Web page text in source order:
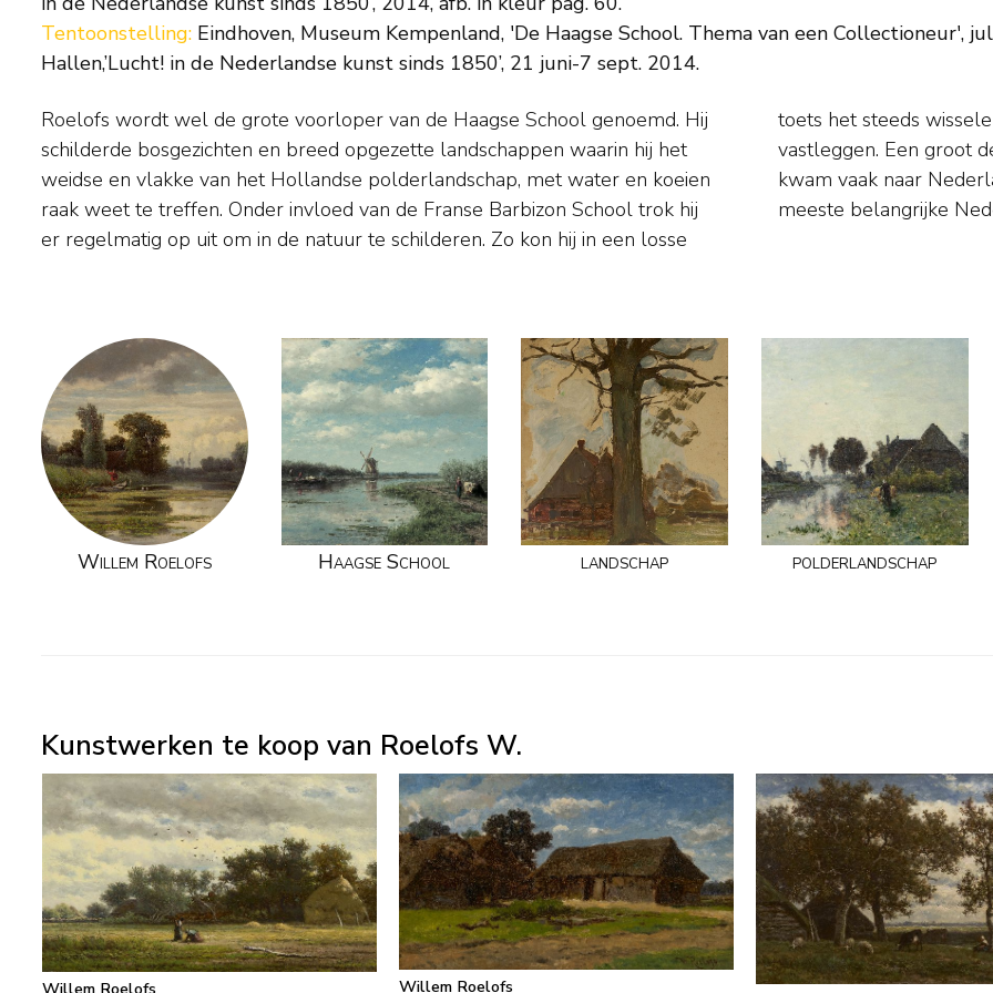
Tentoonstelling: Eindhoven, Museum Kempenland, 'De Haagse School. Thema van een Collectioneur',
Hallen,’Lucht! in de Nederlandse kunst sinds 1850’, 21 juni-7 sept. 2014.
Roelofs wordt wel de grote voorloper van de Haagse School genoemd. Hij
schilderde bosgezichten en breed opgezette landschappen waarin hij het
weidse en vlakke van het Hollandse polderlandschap, met water en koeien
raak weet te treffen. Onder invloed van de Franse Barbizon School trok hij
er regelmatig op uit om in de natuur te schilderen. Zo kon hij in een losse
toets het steeds wisselende effect van licht en schaduw op het landschap
vastleggen. Een groot deel van zijn leven woonde hij in Brussel, maar hij
kwam vaak naar Nederland om te schilderen. Werk van hem hangt in de
meeste belangrijke
Willem Roelofs Haagse School landschap polderlandschap
Kunstwerken te koop van Roelofs W.
Willem Roelofs